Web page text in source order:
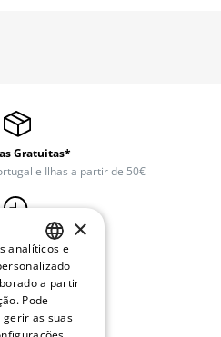
Gratuitas*
e Ilhas a partir de 50€
Gratuitas
após o envio
ao Cliente
PORTUGUESE
ENGLISH
×
analíticos e
a partir
Pode
as suas